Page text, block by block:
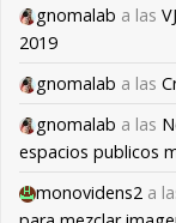
gnomalab a las
2019
gnomalab a las
gnomalab a las
espacios publicos
monovidens2 a